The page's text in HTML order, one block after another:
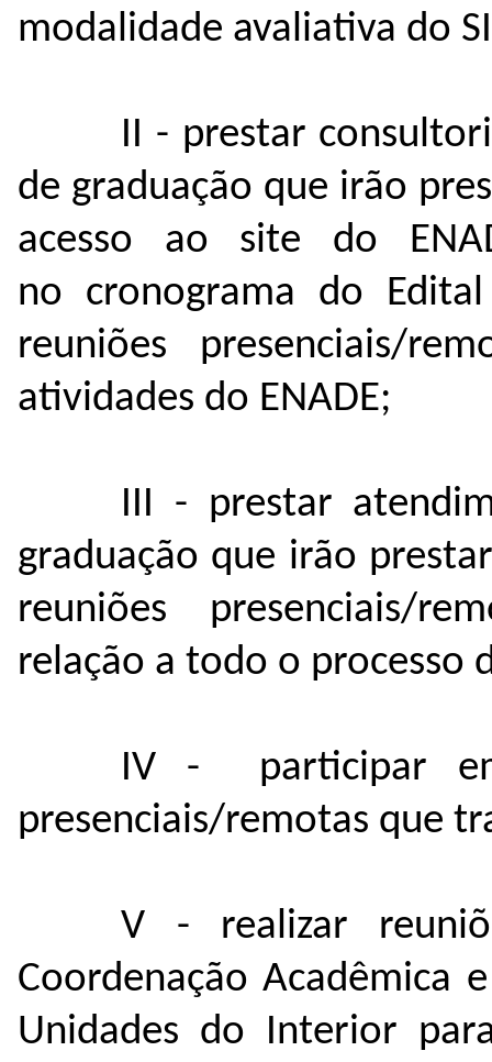
modalidade avaliativa do
II - prestar
de graduação que irão
acesso ao site do
no cronograma do
reuniões presenciais/
atividades do ENADE;
III - prestar
graduação que irão
reuniões presenciais/
relação a todo o processo
IV - participar
presenciais/remotas que
V - realizar
Coordenação Acadêmica
Unidades do Interior